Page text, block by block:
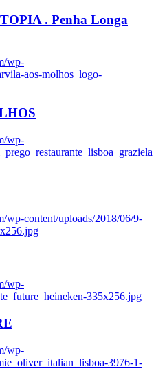
. Penha Longa
wp-
aos-molhos_logo-
wp-
wp-content/uploads/2018/06/9-
wp-
335x256.jpg
wp-
3976-1-